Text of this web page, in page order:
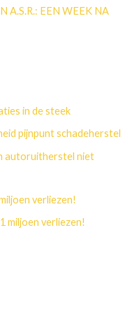
A.S.R.: EEN WEEK NA
in de steek
pijnpunt schadeherstel
autoruitherstel niet
verliezen!
miljoen verliezen!